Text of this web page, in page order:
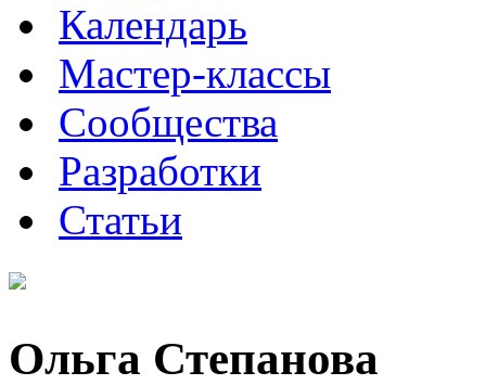
Календарь
Мастер-классы
Сообщества
Разработки
Статьи
Ольга Степанова